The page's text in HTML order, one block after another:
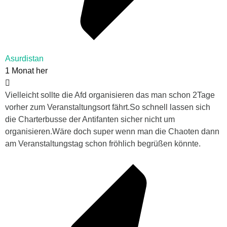
Asurdistan
1 Monat her
Vielleicht sollte die Afd organisieren das man schon 2Tage
vorher zum Veranstaltungsort fährt.So schnell lassen sich
die Charterbusse der Antifanten sicher nicht um
organisieren.Wäre doch super wenn man die Chaoten dann
am Veranstaltungstag schon fröhlich begrüßen könnte.